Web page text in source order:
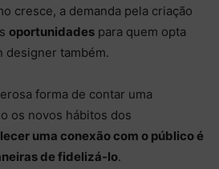
cresce, a demanda pela criação
oportunidades para quem opta
designer também.
forma de contar uma
os novos hábitos dos
uma conexão com o público é
de fidelizá-lo.